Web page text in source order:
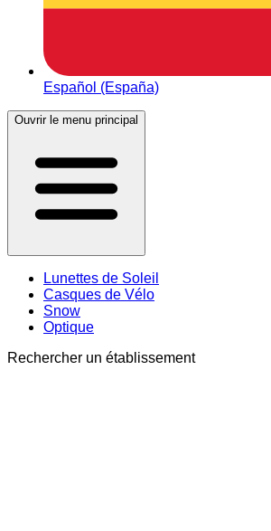
Español (España)
Ouvrir le menu principal
Lunettes de Soleil
Casques de Vélo
Snow
Optique
Rechercher un établissement